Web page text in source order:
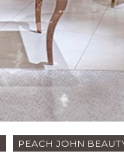
PEACH JOHN